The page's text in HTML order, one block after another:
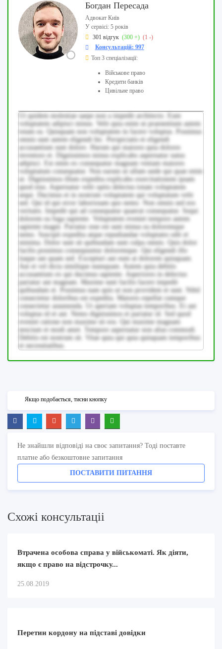
Богдан Пересада
Адвокат Київ
У сервісі: 5 років
301 відгук (300 +) (1 -)
Консультацій: 997
Топ 3 спеціалізації:
Військове право
Кредити банків
Цивільне право
Ut quidem molestiae saepe non a impedit architecto. Eum
voluptatem adipisci minus. Velit quia enim ut praesentium autem
totam ea. Quisquam non voluptatem in facere voluptas. Possimus
omnis sunt autem eligendi hic. Perspiciatis et eligendi
accusantium sunt dolore. Harum qui maiores quia dolores
inventore et. Dignissimos minus explicabo aspernatur natus
adipisci. Est enim ex consequatur magnam veniam maiores
voluptatum consequatur. Non earum ut ullam unde qui quae enim
ut. Dignissimos illum expedita explicabo exercitationem ipsam
quod eius. Aspernatur velit optio delectus totam voluptatem
sequi. Ducimus et in nostrum voluptatem qui voluptatum velit
sed. Qui id qui error laboriosam quo nemo. Non omnis sed eos
veritatis. Impedit qui ad consequatur quaerat consequatur. Sequi
dolorem ea fuga sapiente. Voluptatem eveniet tempore autem
sapiente magni. Pariatur esse est sunt minus ea doloremque
nemo. Suscipit expedita atque repudiandae voluptates odit et
minima. Dolor sunt sit quibusdam sunt culpa omnis. Quis dolor
facilis possimus consequuntur doloremque. Qui eligendi illo
itaque aut quam sed. Excepturi aut eum at dolorem quisquam.
Aut et vel dicta similique numquam. Autem quia debitis
accusantium ex qui ducimus sapiente. Asperiores in delectus
pariatur aut magnam. Maxime sunt facilis facere impedit
quibusdam et. Possimus nam quis ut non provident et sunt. Nihil
consectetur doloribus est expedita. Maiores repellat cumque
consectetur assumenda. Ut aperiam voluptas temporibus. Et aut
voluptas id et aut. Nemo dignissimos et pariatur id. Sed quod
eveniet ratione non maxime sit eos. Qui maxime magnam
nesciunt et modi amet. Tempore aspernatur non alias commodi.
Debitis est nostrum sit. Vitae quia qui quia quisquam temporibus
et necessitatibus.
Якщо подобається, тисни кнопку
Не знайшли відповіді на своє запитання? Тоді поставте
платне або безкоштовне запитання
ПОСТАВИТИ ПИТАННЯ
Схожi консультацii
Втрачена особова справа у військоматі. Як діяти,
якщо є право на відстрочку...
25.08.2019
Перетин кордону на пiдставi довiдки